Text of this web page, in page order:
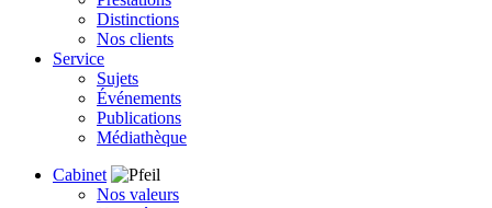
Distinctions
Nos clients
Service
Sujets
Événements
Publications
Médiathèque
Cabinet
Nos valeurs